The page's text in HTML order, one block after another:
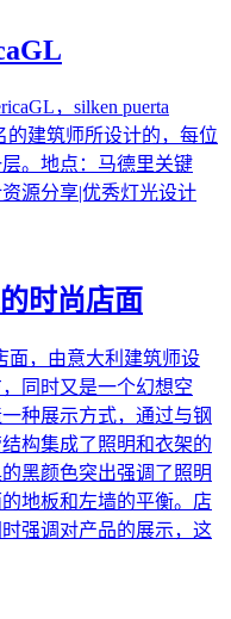
，silken puerta
的建筑师所设计的，每位
。地点：马德里关键
源分享|优秀灯光设计
时尚店面
面，由意大利建筑师设
同时又是一个幻想空
种展示方式，通过与钢
构集成了照明和衣架的
黑颜色突出强调了照明
地板和左墙的平衡。店
强调对产品的展示，这